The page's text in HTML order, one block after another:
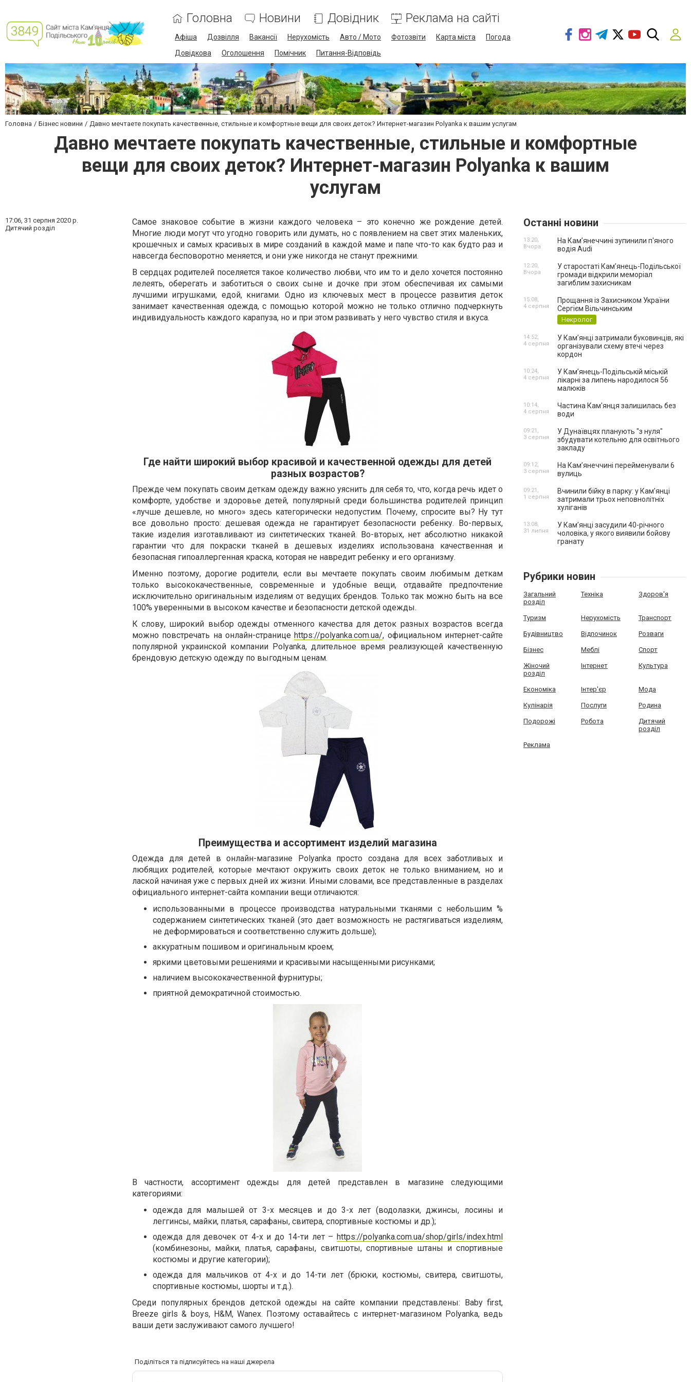
Головна Новини Довідник Реклама на сайті
Афіша Дозвілля Вакансії Нерухомість Авто / Мото Фотозвіти Карта міста
Погода
Довідкова
Оголошення Помічник Питання-Відповідь
Головна Бізнес новини Давно мечтаете покупать качественные, стильные и комфортные вещи для своих деток? Интернет-магазин Polyanka к вашим услугам
Давно мечтаете покупать качественные, стильные и комфортные
вещи для своих деток? Интернет-магазин Polyanka к вашим
услугам
17:06, 31 серпня 2020 р.
Дитячий розділ
Самое знаковое событие в жизни каждого человека – это конечно же рождение детей.
Многие люди могут что угодно говорить или думать, но с появлением на свет этих маленьких,
крошечных и самых красивых в мире созданий в каждой маме и папе что-то как будто раз и
навсегда бесповоротно меняется, и они уже никогда не станут прежними.
В сердцах родителей поселяется такое количество любви, что им то и дело хочется постоянно
лелеять, оберегать и заботиться о своих сыне и дочке при этом обеспечивая их самыми
лучшими игрушками, едой, книгами. Одно из ключевых мест в процессе развития деток
занимает качественная одежда, с помощью которой можно не только отлично подчеркнуть
индивидуальность каждого карапуза, но и при этом развивать у него чувство стиля и вкуса.
Где найти широкий выбор красивой и качественной одежды для детей
разных возрастов?
Прежде чем покупать своим деткам одежду важно уяснить для себя то, что, когда речь идет о
комфорте, удобстве и здоровье детей, популярный среди большинства родителей принцип
«лучше дешевле, но много» здесь категорически недопустим. Почему, спросите вы? Ну тут
все довольно просто: дешевая одежда не гарантирует безопасности ребенку. Во-первых,
такие изделия изготавливают из синтетических тканей. Во-вторых, нет абсолютно никакой
гарантии что для покраски тканей в дешевых изделиях использована качественная и
безопасная гипоаллергенная краска, которая не навредит ребенку и его организму.
Именно поэтому, дорогие родители, если вы мечтаете покупать своим любимым деткам
только высококачественные, современные и удобные вещи, отдавайте предпочтение
исключительно оригинальным изделиям от ведущих брендов. Только так можно быть на все
100% уверенными в высоком качестве и безопасности детской одежды.
К слову, широкий выбор одежды отменного качества для деток разных возрастов всегда
можно повстречать на онлайн-страницеhttps://polyanka.com.ua/, официальном интернет-сайте
популярной украинской компании Polyanka, длительное время реализующей качественную
брендовую детскую одежду по выгодным ценам.
Преимущества и ассортимент изделий магазина
Одежда для детей в онлайн-магазине Polyanka просто создана для всех заботливых и
любящих родителей, которые мечтают окружить своих деток не только вниманием, но и
лаской начиная уже с первых дней их жизни. Иными словами, все представленные в разделах
официального интернет-сайта компании вещи отличаются:
использованными в процессе производства натуральными тканями с небольшим %
содержанием синтетических тканей (это дает возможность не растягиваться изделиям,
не деформироваться и соответственно служить дольше);
аккуратным пошивом и оригинальным кроем;
яркими цветовыми решениями и красивыми насыщенными рисунками;
наличием высококачественной фурнитуры;
приятной демократичной стоимостью.
В частности, ассортимент одежды для детей представлен в магазине следующими
категориями:
одежда для малышей от 3-х месяцев и до 3-х лет (водолазки, джинсы, лосины и
леггинсы, майки, платья, сарафаны, свитера, спортивные костюмы и др.);
одежда для девочек от 4-х и до 14-ти лет – https://polyanka.com.ua/shop/girls/index.html
(комбинезоны, майки, платья, сарафаны, свитшоты, спортивные штаны и спортивные
костюмы и другие категории);
одежда для мальчиков от 4-х и до 14-ти лет (брюки, костюмы, свитера, свитшоты,
спортивные костюмы, шорты и т.д.).
Среди популярных брендов детской одежды на сайте компании представлены: Baby first,
Breeze girls & boys, H&M, Wanex. Поэтому оставайтесь с интернет-магазином Polyanka, ведь
ваши дети заслуживают самого лучшего!
Поділіться та підписуйтесь на наші джерела
Останні новини
На Камʼянеччині зупинили п'яного
водія Audi
13:20,
Вчора
У старостаті Кам’янець-Подільської
громади відкрили меморіал
загиблим захисникам
12:20,
Вчора
Прощання із Захисником України
Сергієм Вільчинським
Некролог
15:08,
4 серпня
У Кам’янці затримали буковинців, які
організували схему втечі через
кордон
14:52,
4 серпня
У Кам’янець-Подільській міській
лікарні за липень народилося 56
малюків
10:24,
4 серпня
Частина Кам'янця залишилась без
води
10:14,
4 серпня
У Дунаївцях планують "з нуля"
збудувати котельню для освітнього
закладу
09:21,
3 серпня
На Камʼянеччині перейменували 6
вулиць
09:12,
3 серпня
Вчинили бійку в парку: у Кам’янці
затримали трьох неповнолітніх
хуліганів
09:21,
1 серпня
У Камʼянці засудили 40-річного
чоловіка, у якого виявили бойову
гранату
13:08,
31 липня
Рубрики новин
Загальний
розділ
Техніка Здоров'я
Туризм Нерухомість Транспорт
Будівництво Відпочинок Розваги
Бізнес Меблі Спорт
Жіночий
розділ
Інтернет Культура
Економіка Інтер'єр Мода
Кулінарія Послуги Родина
Подорожі Робота
Дитячий
розділ
Реклама